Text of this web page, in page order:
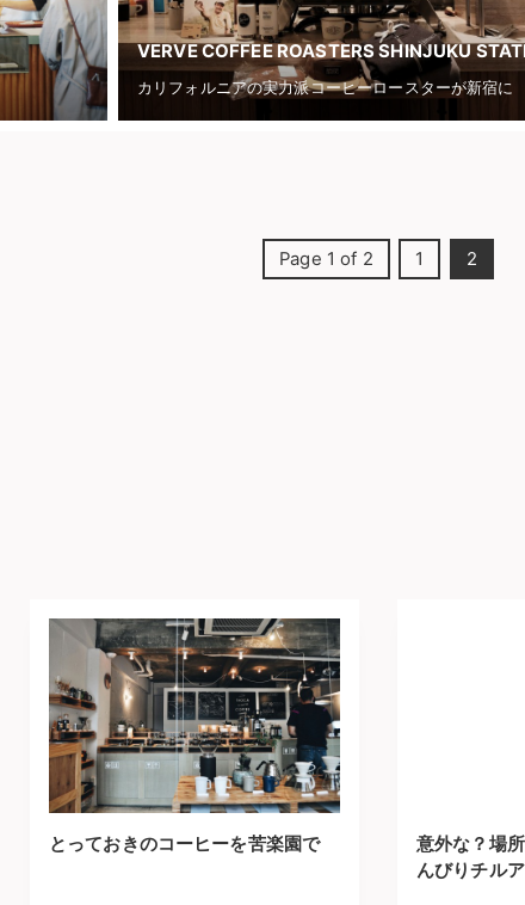
VERVE COFFEE ROASTERS SHINJUKU
カリフォルニアの実力派コーヒーロースターが新宿に
Page 1 of 2 1 2
とっておきのコーヒーを苦楽園で
意外な？場
んびりチル